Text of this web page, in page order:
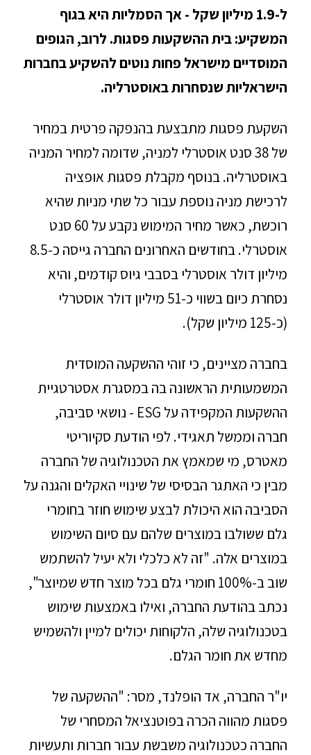
ל-1.9 מיליון שקל - אך הסמליות היא בגוף
המשקיע: בית ההשקעות פסגות. לרוב, הגופים
המוסדיים מישראל פחות נוטים להשקיע בחברות
הישראליות שנסחרות באוסטרליה.
השקעת פסגות מתבצעת בהנפקה פרטית במחיר
של 38 סנט אוסטרלי למניה, שדומה למחיר המניה
באוסטרליה. בנוסף מקבלת פסגות אופציה
לרכישת מניה נוספת עבור כל שתי מניות שהיא
רוכשת, כאשר מחיר המימוש נקבע על 60 סנט
אוסטרלי. בחודשים האחרונים החברה גייסה כ-8.5
מיליון דולר אוסטרלי בסבבי גיוס קודמים, והיא
נסחרת כיום בשווי כ-51 מיליון דולר אוסטרלי
(כ-125 מיליון שקל).
בחברה מציינים, כי זוהי ההשקעה המוסדית
המשמעותית הראשונה בה במסגרת אסטרטגיית
ההשקעות המקפידה על ESG - נושאי סביבה,
חברה וממשל תאגידי. לפי הודעת סקיוריטי
מאטרס, מי שמאמץ את הטכנולוגיה של החברה
מבין כי האתגר הבסיסי של שינויי האקלים והגנה על
הסביבה הוא היכולת לבצע שימוש חוזר בחומרי
גלם ששולבו במוצרים שלהם עם סיום השימוש
במוצרים אלה. "זה לא כלכלי ולא יעיל להשתמש
שוב ב-100% חומרי גלם בכל מוצר חדש שמיוצר",
נכתב בהודעת החברה, ואילו באמצעות שימוש
בטכנולוגיה שלה, הלקוחות יכולים למיין ולהשמיש
מחדש את חומר הגלם.
יו"ר החברה, אד הופלנד, מסר: "ההשקעה של
פסגות מהווה הכרה בפוטנציאל המסחרי של
החברה כטכנולוגיה משבשת עבור חברות ותעשיות